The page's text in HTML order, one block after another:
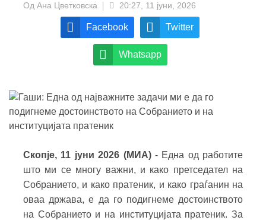
Од Ана Цветковска 20:27, 11 јуни, 2026
Facebook Twitter
Whatsapp
Скопје, 11 јуни 2026 (МИА) - Една од работите
што ми се многу важни, и како претседател на
Собранието, и како пратеник, и како граѓанин на
оваа држава, е да го подигнеме достоинството
на Собранието и на институцијата пратеник. За